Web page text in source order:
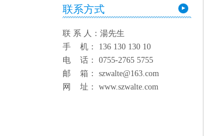
联系方式
联 系 人：湯先生
手 机： 136 130 130 10
电 话： 0755-2765 5755
邮 箱： szwalte@163.com
网 址： www.szwalte.com